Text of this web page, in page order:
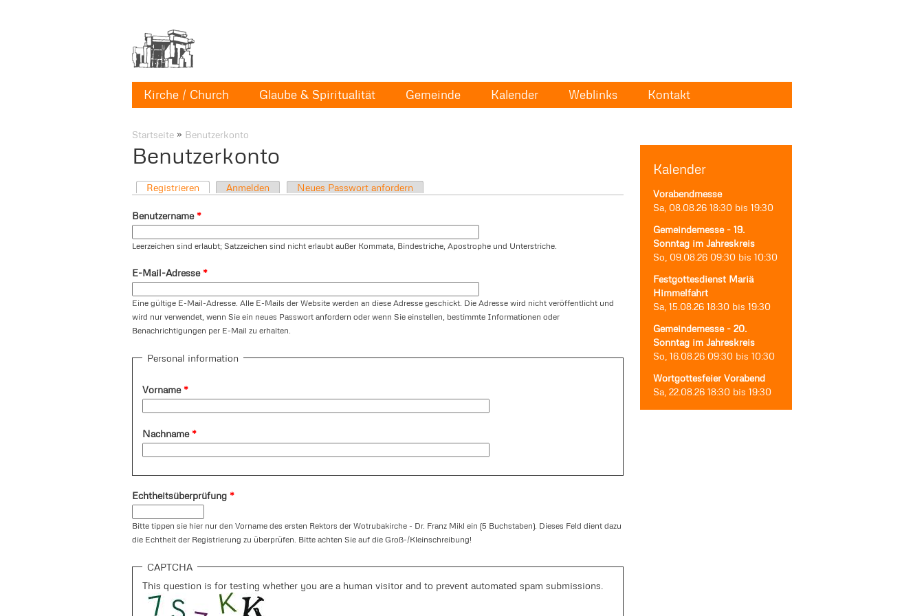
Kirche / Church Glaube & Spiritualität Gemeinde Kalender Weblinks Kontakt
Startseite » Benutzerkonto
Kalender
Vorabendmesse
Sa, 08.08.26 18:30 bis 19:30
Gemeindemesse - 19.
Sonntag im Jahreskreis
So, 09.08.26 09:30 bis 10:30
Festgottesdienst Mariä
Himmelfahrt
Sa, 15.08.26 18:30 bis 19:30
Gemeindemesse - 20.
Sonntag im Jahreskreis
So, 16.08.26 09:30 bis 10:30
Wortgottesfeier Vorabend
Sa, 22.08.26 18:30 bis 19:30
Benutzerkonto
Registrieren Anmelden Neues Passwort anfordern
Benutzername *
Leerzeichen sind erlaubt; Satzzeichen sind nicht erlaubt außer Kommata, Bindestriche, Apostrophe und Unterstriche.
E-Mail-Adresse *
Eine gültige E-Mail-Adresse. Alle E-Mails der Website werden an diese Adresse geschickt. Die Adresse wird nicht veröffentlicht und
wird nur verwendet, wenn Sie ein neues Passwort anfordern oder wenn Sie einstellen, bestimmte Informationen oder
Benachrichtigungen per E-Mail zu erhalten.
Personal information
Vorname *
Nachname *
Echtheitsüberprüfung *
Bitte tippen sie hier nur den Vorname des ersten Rektors der Wotrubakirche - Dr. Franz Mikl ein (5 Buchstaben). Dieses Feld dient dazu
die Echtheit der Registrierung zu überprüfen. Bitte achten Sie auf die Groß-/Kleinschreibung!
CAPTCHA
This question is for testing whether you are a human visitor and to prevent automated spam submissions.